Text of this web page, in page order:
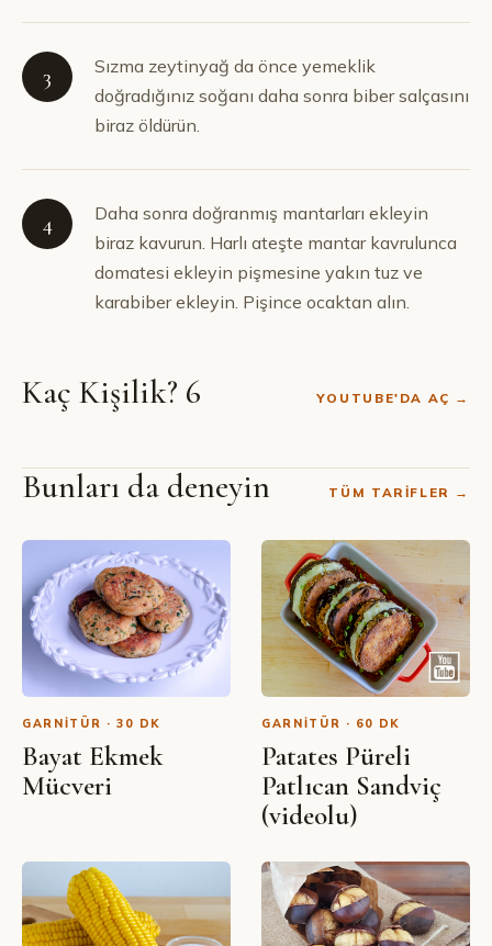
3
Sızma zeytinyağ da önce yemeklik
doğradığınız soğanı daha sonra biber salçasını
biraz öldürün.
4
Daha sonra doğranmış mantarları ekleyin
biraz kavurun. Harlı ateşte mantar kavrulunca
domatesi ekleyin pişmesine yakın tuz ve
karabiber ekleyin. Pişince ocaktan alın.
Kaç Kişilik? 6 YOUTUBE'DA AÇ →
SIBEL YALÇIN · YOUTUBE
Sebzeli Kırmızı Biber Dolması
Bunları da deneyin TÜM TARIFLER →
GARNITÜR · 30 DK
Bayat Ekmek
Mücveri
GARNITÜR · 60 DK
Patates Püreli
Patlıcan Sandviç
(videolu)